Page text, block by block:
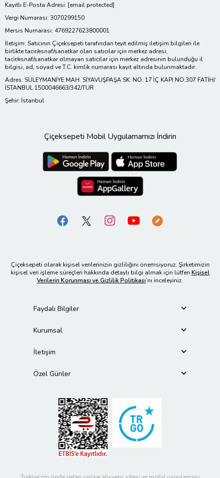
Kayıtlı E-Posta Adresi: [email protected]
Vergi Numarası: 3070299150
Mersis Numarası: 4769227623800001
İletişim: Satıcının Çiçeksepeti tarafından teyit edilmiş iletişim bilgileri ile
birlikte tacir/esnaf/sanatkar olan satıcılar için merkez adresi;
tacir/esnaf/sanatkar olmayan satıcılar için merkez adresinin bulunduğu il
bilgisi, ad, soyad ve T.C. kimlik numarası kayıt altında bulunmaktadır.
Adres: SÜLEYMANİYE MAH. SİYAVUŞPAŞA SK. NO: 17 İÇ KAPI NO:307 FATİH/
İSTANBUL 1500046663/342/TUR
Şehir: İstanbul
Çiçeksepeti Mobil Uygulamamızı İndirin
Çiçeksepeti olarak kişisel verilerinizin gizliliğini önemsiyoruz. Şirketimizin
kişisel veri işleme süreçleri hakkında detaylı bilgi almak için lütfen Kişisel
Verilerin Korunması ve Gizlilik Politikası’nı inceleyiniz.
Faydalı Bilgiler
Kurumsal
İletişim
Özel Günler